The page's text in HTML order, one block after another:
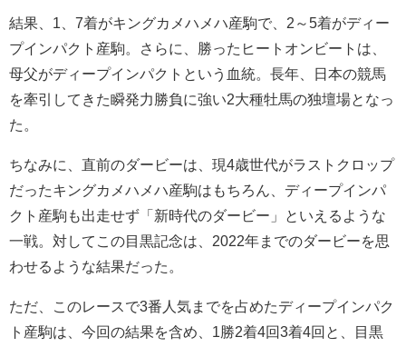
結果、1、7着がキングカメハメハ産駒で、2～5着がディー
プインパクト産駒。さらに、勝ったヒートオンビートは、
母父がディープインパクトという血統。長年、日本の競馬
を牽引してきた瞬発力勝負に強い2大種牡馬の独壇場となっ
た。
ちなみに、直前のダービーは、現4歳世代がラストクロップ
だったキングカメハメハ産駒はもちろん、ディープインパ
クト産駒も出走せず「新時代のダービー」といえるような
一戦。対してこの目黒記念は、2022年までのダービーを思
わせるような結果だった。
ただ、このレースで3番人気までを占めたディープインパク
ト産駒は、今回の結果を含め、1勝2着4回3着4回と、目黒